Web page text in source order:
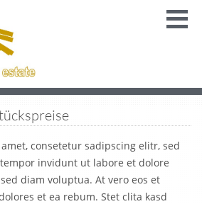
consetetur sadipscing elitr, sed
invidunt ut labore et dolore
diam voluptua. At vero eos et
et ea rebum. Stet clita kasd